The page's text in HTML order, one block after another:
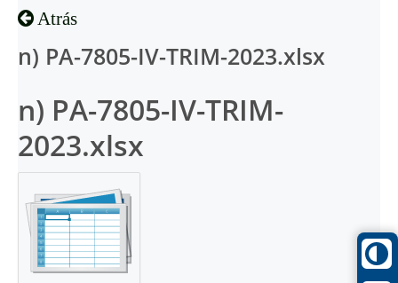
Atrás
n) PA-7805-IV-TRIM-2023.xlsx
n) PA-7805-IV-TRIM-
2023.xlsx